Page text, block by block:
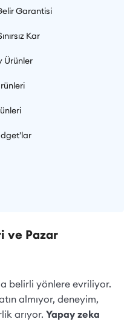
Garantisi
Kar
Ürünler
ve Pazar
belirli yönlere evriliyor.
almıyor, deneyim,
arıyor. Yapay zeka